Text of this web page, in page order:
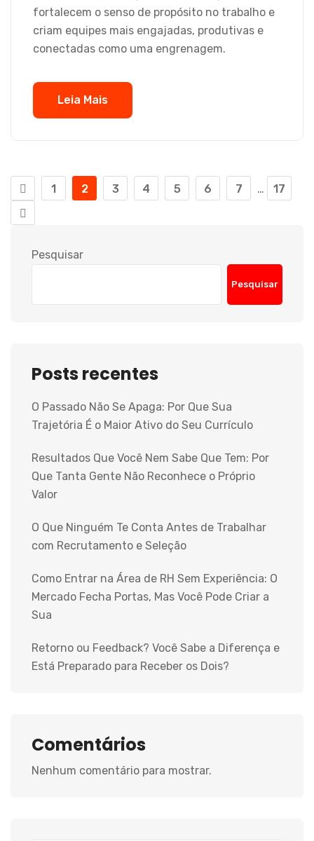
fortalecem o senso de propósito no trabalho e
criam equipes mais engajadas, produtivas e
conectadas como uma engrenagem.
Leia Mais
1 2 3 4 5 6 7 … 17
Pesquisar
Pesquisar
Posts recentes
O Passado Não Se Apaga: Por Que Sua
Trajetória É o Maior Ativo do Seu Currículo
Resultados Que Você Nem Sabe Que Tem: Por
Que Tanta Gente Não Reconhece o Próprio
Valor
O Que Ninguém Te Conta Antes de Trabalhar
com Recrutamento e Seleção
Como Entrar na Área de RH Sem Experiência: O
Mercado Fecha Portas, Mas Você Pode Criar a
Sua
Retorno ou Feedback? Você Sabe a Diferença e
Está Preparado para Receber os Dois?
Comentários
Nenhum comentário para mostrar.